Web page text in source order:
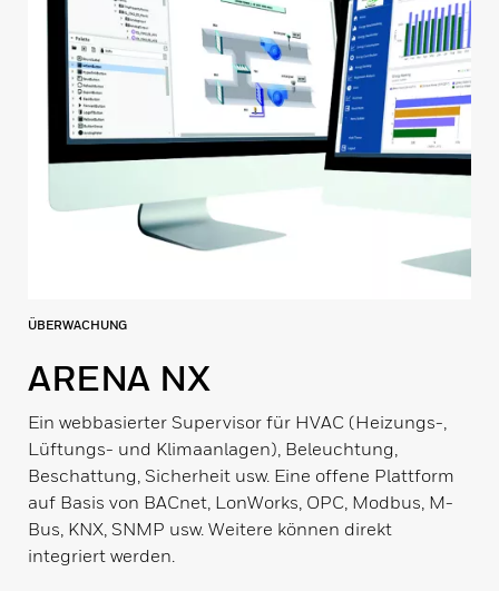
ÜBERWACHUNG
ARENA NX
Ein webbasierter Supervisor für HVAC (Heizungs-,
Lüftungs- und Klimaanlagen), Beleuchtung,
Beschattung, Sicherheit usw. Eine offene Plattform
auf Basis von BACnet, LonWorks, OPC, Modbus, M-
Bus, KNX, SNMP usw. Weitere können direkt
integriert werden.